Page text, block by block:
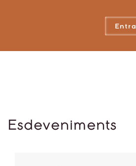
Entra
Esdeveniments